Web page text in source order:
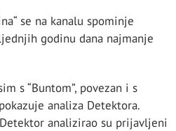
se na kanalu spominje
godinu dana najmanje
s “Buntom”, povezan i s
analiza Detektora.
analizirao su prijavljeni